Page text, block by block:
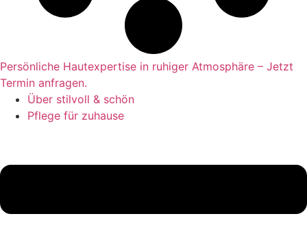
Persönliche Hautexpertise in ruhiger Atmosphäre – Jetzt
Termin anfragen.
Über stilvoll & schön
Pflege für zuhause